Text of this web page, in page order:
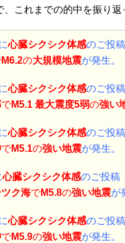
、これまでの的中を振り返
心臓シクシク体感のご投
M6.2の大規模地震が発生。
心臓シクシク体感のご投
でM5.1 最大震度5弱の強い
心臓シクシク体感のご投
でM5.1の強い地震が発生。
心臓シクシク体感のご投稿
ク海でM5.8の強い地震が
心臓シクシク体感のご投
でM5.9の強い地震が発生。